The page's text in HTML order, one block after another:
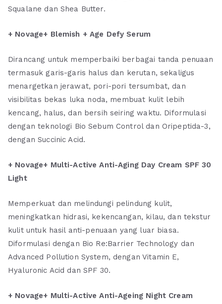
Squalane dan Shea Butter.
+ Novage+ Blemish + Age Defy Serum
Dirancang untuk memperbaiki berbagai tanda penuaan
termasuk garis-garis halus dan kerutan, sekaligus
menargetkan jerawat, pori-pori tersumbat, dan
visibilitas bekas luka noda, membuat kulit lebih
kencang, halus, dan bersih seiring waktu. Diformulasi
dengan teknologi Bio Sebum Control dan Oripeptida-3,
dengan Succinic Acid.
+ Novage+ Multi-Active Anti-Aging Day Cream SPF 30
Light
Memperkuat dan melindungi pelindung kulit,
meningkatkan hidrasi, kekencangan, kilau, dan tekstur
kulit untuk hasil anti-penuaan yang luar biasa.
Diformulasi dengan Bio Re:Barrier Technology dan
Advanced Pollution System, dengan Vitamin E,
Hyaluronic Acid dan SPF 30.
+ Novage+ Multi-Active Anti-Ageing Night Cream